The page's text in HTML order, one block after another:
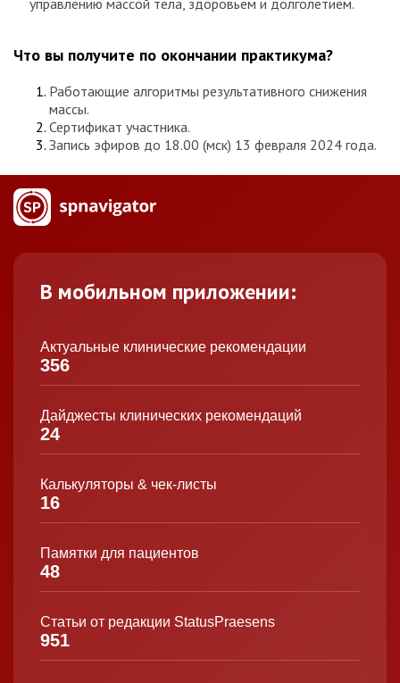
Что вы получите по окончании практикума?
Работающие алгоритмы результативного снижения
массы.
Сертификат участника.
Запись эфиров до 18.00 (мск) 13 февраля 2024 года.
В мобильном приложении:
Актуальные клинические рекомендации
356
Дайджесты клинических рекомендаций
24
Калькуляторы & чек-листы
16
Памятки для пациентов
48
Статьи от редакции StatusPraesens
951